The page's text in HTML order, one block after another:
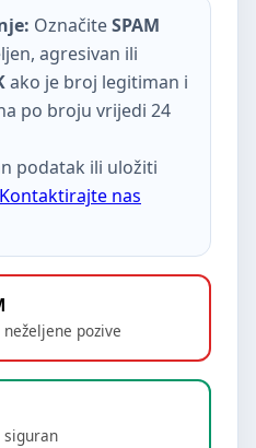
OznačiteSPAM
agresivan ili
ako je broj legitiman i
po broju vrijedi 24
podatak ili uložiti
Kontaktirajte nas
pozive
siguran